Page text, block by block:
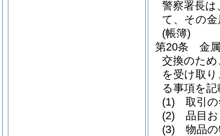
警察署長は
て、その
(帳簿)
第20条
金
交換のた
を受け取
る事項を
(1)
取引
(2)
品目
(3)
物品